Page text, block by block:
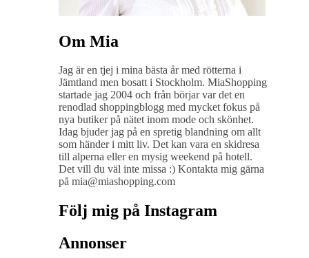
Om Mia
Jag är en tjej i mina bästa år med rötterna i
Jämtland men bosatt i Stockholm. MiaShopping
startade jag 2004 och från börjar var det en
renodlad shoppingblogg med mycket fokus på
nya butiker på nätet inom mode och skönhet.
Idag bjuder jag på en spretig blandning om allt
som händer i mitt liv. Det kan vara en skidresa
till alperna eller en mysig weekend på hotell.
Det vill du väl inte missa :) Kontakta mig gärna
på mia@miashopping.com
Följ mig på Instagram
Annonser